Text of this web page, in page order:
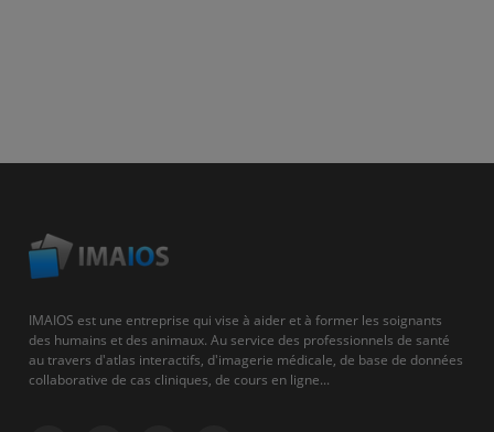
IMAIOS est une entreprise qui vise à aider et à former les soignants
des humains et des animaux. Au service des professionnels de santé
au travers d'atlas interactifs, d'imagerie médicale, de base de données
collaborative de cas cliniques, de cours en ligne...